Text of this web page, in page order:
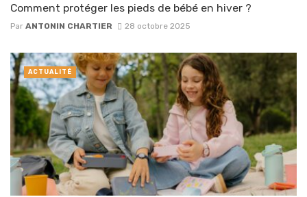
Comment protéger les pieds de bébé en hiver ?
Par ANTONIN CHARTIER 28 octobre 2025
ACTUALITÉ